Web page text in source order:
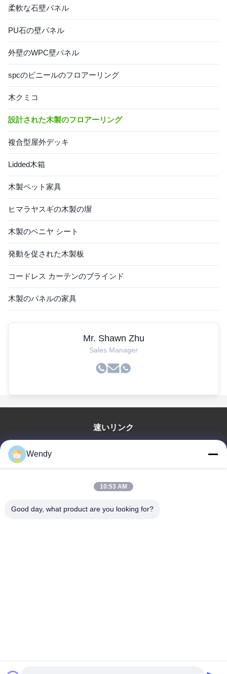
柔軟な石壁パネル
PU石の壁パネル
外壁のWPC壁パネル
spcのビニールのフロアーリング
木クミコ
設計された木製のフロアーリング
複合型屋外デッキ
Lidded木箱
木製ペット家具
ヒマラヤスギの木製の塀
木製のベニヤ シート
発動を促された木製板
コードレス カーテンのブラインド
木製のパネルの家具
Mr. Shawn Zhu
Sales Manager
速いリンク
VRショー
Wendy
10:53 AM
Good day, what product are you looking for?